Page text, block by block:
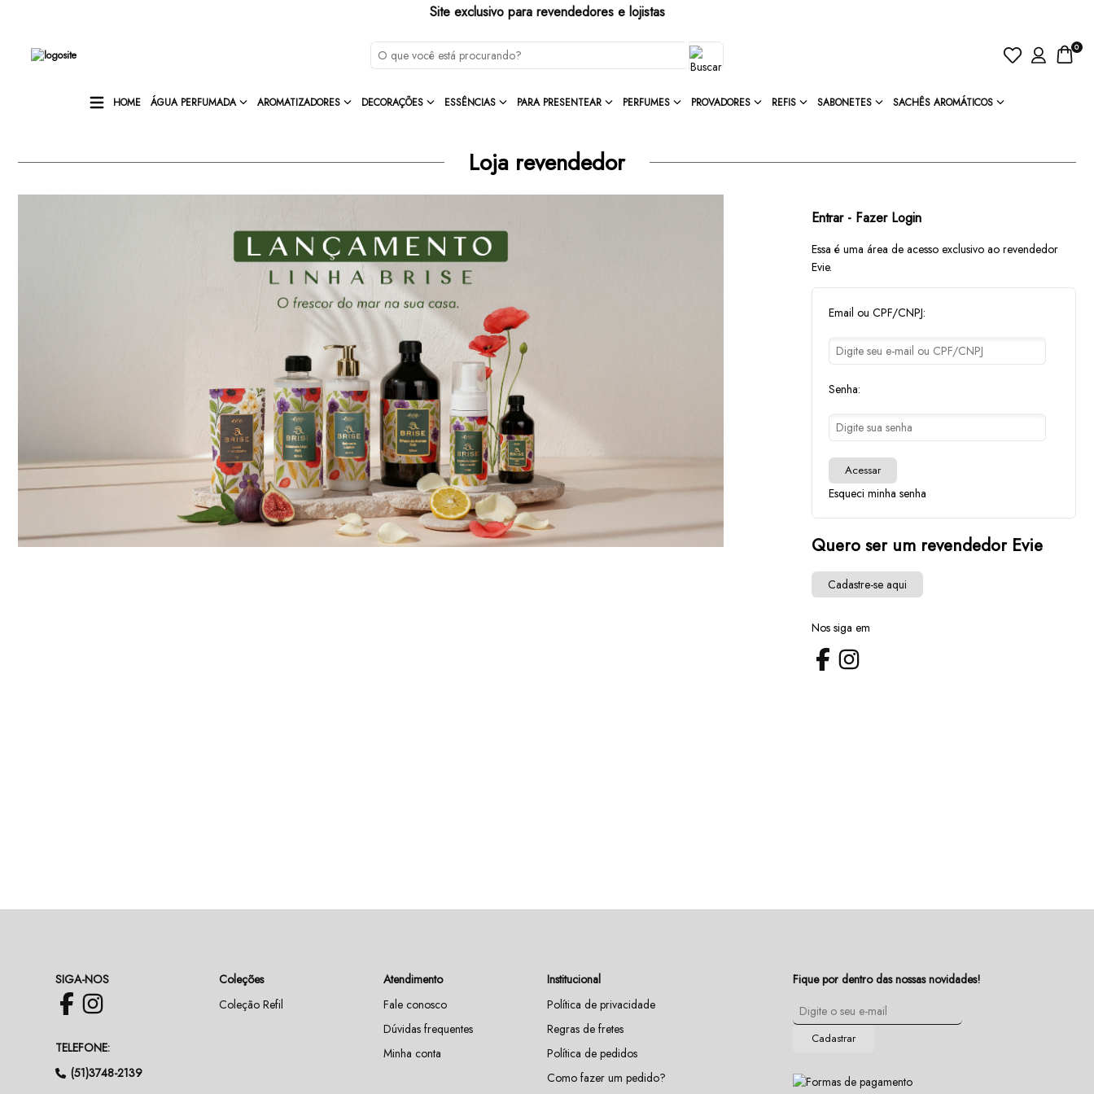
Site exclusivo para revendedores e lojistas
0
HOME ÁGUA PERFUMADA AROMATIZADORES DECORAÇÕES ESSÊNCIAS PARA PRESENTEAR PERFUMES PROVADORES REFIS SABONETES SACHÊS AROMÁTICOS
Loja revendedor
Entrar - Fazer Login
Essa é uma área de acesso exclusivo ao revendedor
Evie.
Email ou CPF/CNPJ:
Senha:
Acessar
Esqueci minha senha
Quero ser um revendedor Evie
Cadastre-se aqui
Nos siga em
SIGA-NOS
TELEFONE:
(51)3748-2139
Coleções
Coleção Refil
Atendimento
Fale conosco
Dúvidas frequentes
Minha conta
Institucional
Política de privacidade
Regras de fretes
Política de pedidos
Como fazer um pedido?
Fique por dentro das nossas novidades!
Cadastrar